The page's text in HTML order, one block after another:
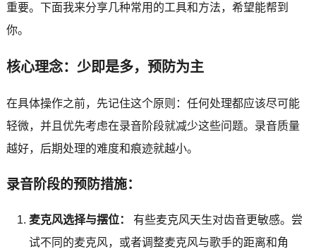
重要。下面我来分享几种常用的工具和方法，希望能帮到
你。
核心理念：少即是多，预防为主
在具体操作之前，先记住这个原则：任何处理都应该尽可能
轻微，并且优先考虑在录音阶段就减少这些问题。录音质量
越好，后期处理的难度和痕迹就越小。
录音阶段的预防措施：
麦克风选择与摆位：
有些麦克风天生对齿音更敏感。尝
试不同的麦克风，或者调整麦克风与歌手的距离和角